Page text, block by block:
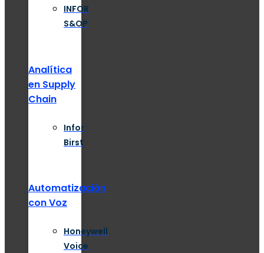
INFOR
S&OP
Analítica
en Supply
Chain
Infor
Birst
Automatización
con Voz
Honeywell
Voice